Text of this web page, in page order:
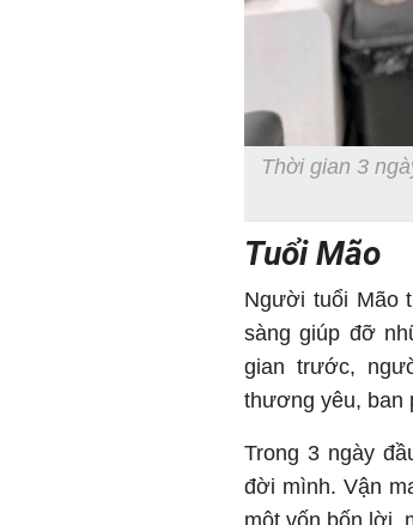
Thời gian 3
Tuổi Mão
Người tuổi Mão
sàng giúp đỡ
gian trước,
thương yêu, ban
Trong 3 ngày
đời mình. Vận
một vốn bốn lời,